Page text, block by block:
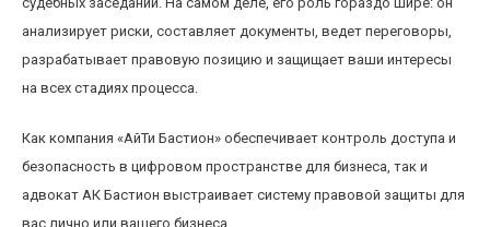
анализирует риски, составляет документы, ведет переговоры,
разрабатывает правовую позицию и защищает ваши интересы
на всех стадиях процесса.
Как компания «АйТи Бастион» обеспечивает контроль доступа и
безопасность в цифровом пространстве для бизнеса, так и
адвокат АК Бастион выстраивает систему правовой защиты для
вас лично или вашего бизнеса.